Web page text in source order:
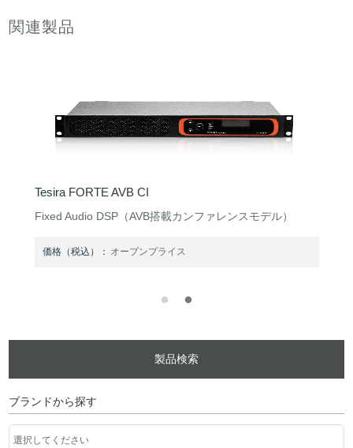
関連製品
Tesira FORTE AVB CI
Fixed Audio DSP（AVB搭載カンファレンスモデル）
価格（税込）： オープンプライス
製品検索
ブランドから探す